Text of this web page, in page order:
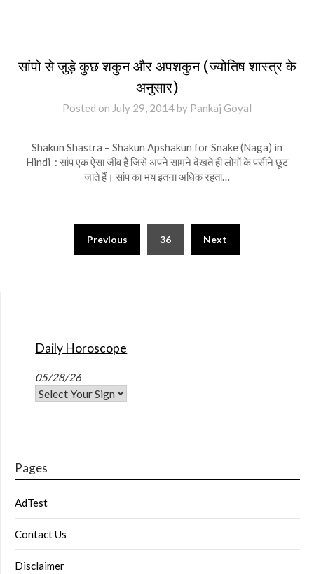
सांपो से जुड़े कुछ शकुन और अपशकुन (ज्योतिष शास्त्र के
अनुसार)
Posted on July 29, 2014by Pankaj Goyal
Shakun Shastra – Shakun Apshakun for Snake (Naga) in
Hindi : सांप एक ऐसा जीव है जिसे अपने सामने देखते ही लोगों के पसीने छूट
जाते हैं। सांप का भय इतना अधिक रहता…
Previous 36 Next
Daily Horoscope
05/28/26
Pages
AdTest
Contact Us
Disclaimer